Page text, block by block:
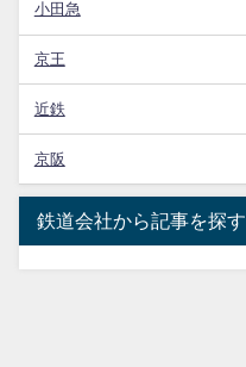
小田急
京王
近鉄
京阪
鉄道会社から記事を探す